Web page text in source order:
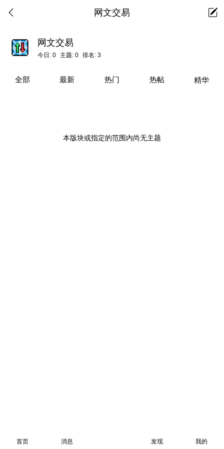
网文交易
网文交易
今日: 0 主题: 0 排名: 3
全部 最新 热门 热帖 精华
本版块或指定的范围内尚无主题
首页 消息 发现 我的